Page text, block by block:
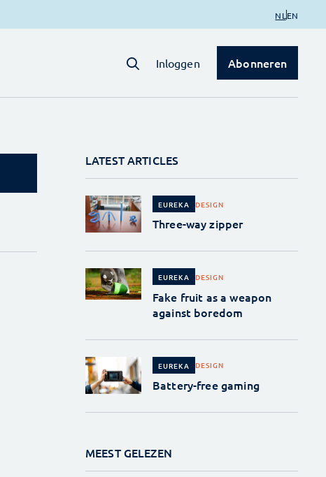
NL EN
Inloggen Abonneren
LATEST ARTICLES
EUREKA DESIGN
Three-way zipper
EUREKA DESIGN
Fake fruit as a weapon
against boredom
EUREKA DESIGN
Battery-free gaming
MEEST GELEZEN